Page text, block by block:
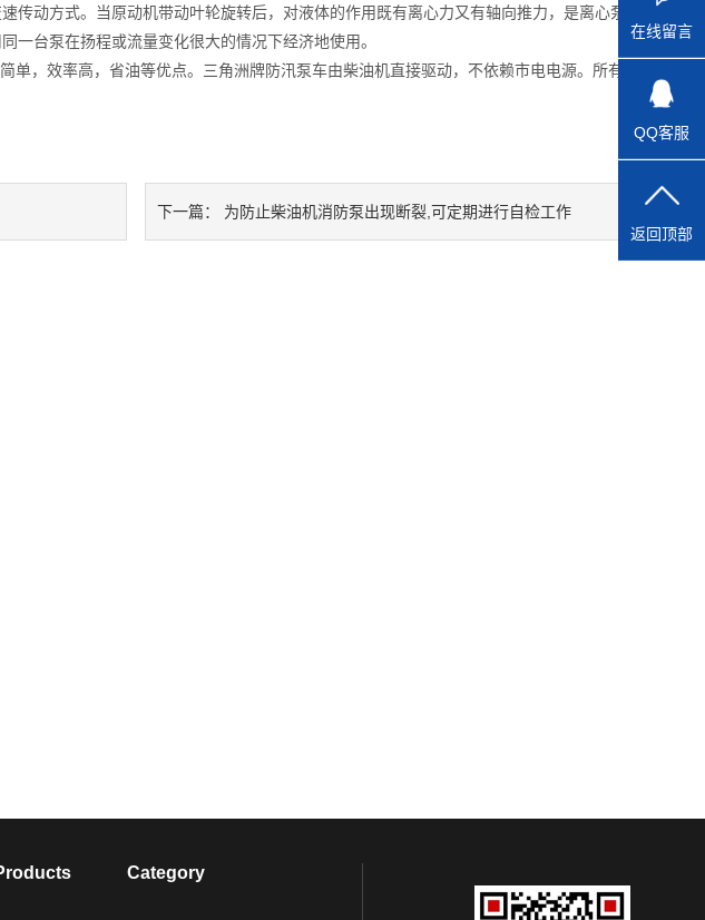
传动方式。当原动机带动叶轮旋转后，对液体的作用既有离心力又有轴向推力，是离心泵和轴流
一台泵在扬程或流量变化很大的情况下经济地使用。
，效率高，省油等优点。三角洲牌防汛泵车由柴油机直接驱动，不依赖市电电源。所有接头采
下一篇： 为防止柴油机消防泵出现断裂,可定期进行自检工作
Category
在线留言
QQ客服
返回顶部